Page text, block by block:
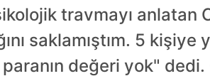
travmayı anlatan
saklamıştım. 5 kişiye
değeri yok"